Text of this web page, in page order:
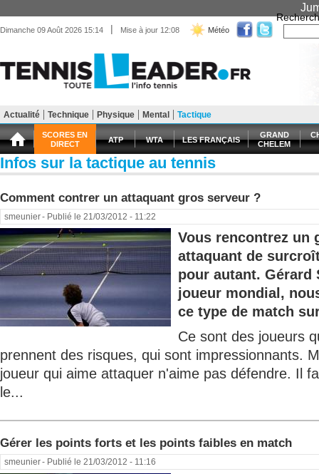
Dimanche 09 Août 2026 15:14 | Mise à jour 12:08 Météo
Matériel Entraînement
SCORES EN
DIRECT
ATP WTA LES FRANÇAIS
GRAND
CHELEM
Actualité Technique Physique Mental Tactique
Infos sur la tactique au tennis
Comment contrer un attaquant gros serveur ?
smeunier- Publié le 21/03/2012 - 11:22
Vous rencontrez un
attaquant de
pour autant. Gérard
joueur mondial,
ce type de match
Ce sont des joueurs
prennent des risques, qui sont impressionnants.
joueur qui aime attaquer n'aime pas défendre. Il
le...
Gérer les points forts et les points faibles en match
smeunier- Publié le 21/03/2012 - 11:16